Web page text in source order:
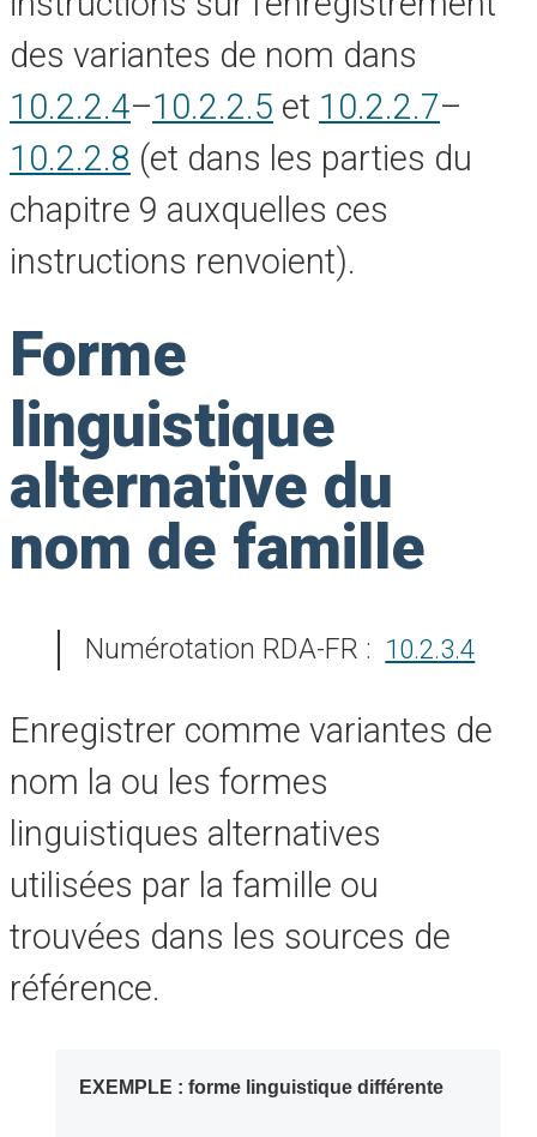
des variantes de nom dans
10.2.2.4–10.2.2.5 et 10.2.2.7–
10.2.2.8 (et dans les parties du
chapitre 9 auxquelles ces
instructions renvoient).
Forme
linguistique
alternative du
nom de famille
Numérotation RDA-FR : 10.2.3.4
Enregistrer comme variantes de
nom la ou les formes
linguistiques alternatives
utilisées par la famille ou
trouvées dans les sources de
référence.
EXEMPLE : forme linguistique différente